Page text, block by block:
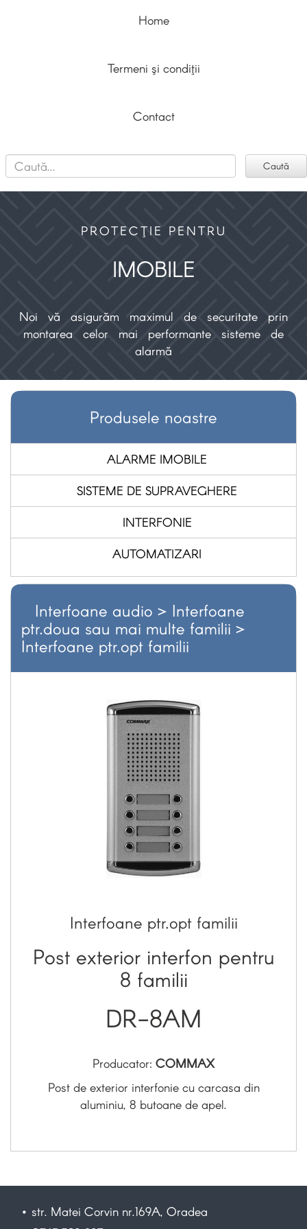
Home
Termeni şi condiţii
Contact
PROTECŢIE PENTRU
IMOBILE
Noi vă asigurăm maximul de securitate prin
montarea celor mai performante sisteme de
alarmă
Produsele noastre
ALARME IMOBILE
SISTEME DE SUPRAVEGHERE
INTERFONIE
AUTOMATIZARI
Interfoane audio > Interfoane
ptr.doua sau mai multe familii >
Interfoane ptr.opt familii
Interfoane ptr.opt familii
Post exterior interfon pentru
8 familii
DR-8AM
Producator: COMMAX
Post de exterior interfonie cu carcasa din
aluminiu, 8 butoane de apel.
• str. Matei Corvin nr.169A, Oradea